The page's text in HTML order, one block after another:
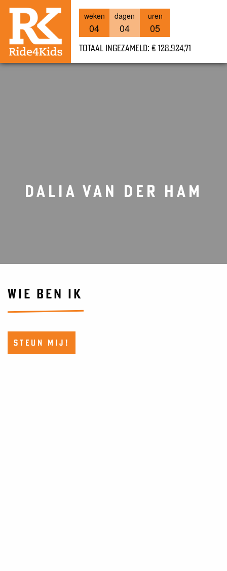
weken
04
dagen
04
uren
05
Totaal ingezameld: € 128.924,71
DALIA VAN DER HAM
WIE BEN IK
STEUN MIJ!